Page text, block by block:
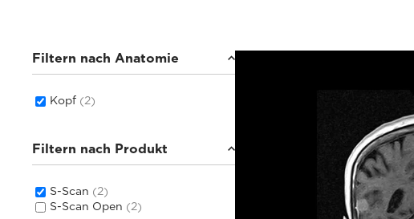
Filtern nach Anatomie
Kopf (2)
Filtern nach Produkt
S-Scan (2)
S-Scan Open (2)